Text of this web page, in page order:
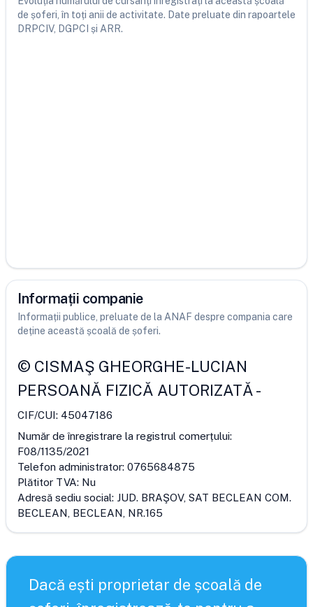
de șoferi, în toți anii de activitate. Date preluate din rapoartele
DRPCIV, DGPCI și ARR.
Informații companie
Informații publice, preluate de la ANAF despre compania care
deține această școală de șoferi.
© CISMAŞ GHEORGHE-LUCIAN
PERSOANĂ FIZICĂ AUTORIZATĂ-
CIF/CUI: 45047186
Număr de înregistrare la registrul comerțului:
F08/1135/2021
Telefon administrator: 0765684875
Plătitor TVA: Nu
Adresă sediu social: JUD. BRAŞOV, SAT BECLEAN COM.
BECLEAN, BECLEAN, NR.165
Dacă ești proprietar de școală de